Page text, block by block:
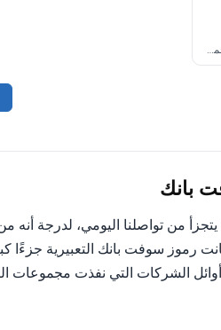
علامة تعجب حمراء
بانك
يتجزأ من تواصلنا اليومي، لدرجة
رموز سوفت بانك التعبيرية
الشركات التي نفذت مجموعات